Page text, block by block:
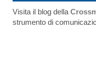
Visita il blog della
strumento di